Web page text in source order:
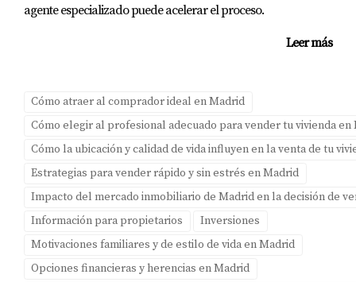
¿Qué pasa si mi inquilino tiene un contrato a
negociar una salida anticipada si ambos están de
acuerdo.
¿Cuánto tiempo lleva vender una vivienda
alquilada?
El tiempo puede variar según varios factores como la
demanda del mercado, el precio establecido y la
agente especializado puede acelerar el proceso.
Leer más
Cómo atraer al comprador ideal en Madrid
Cómo elegir al profesional adecuado para vender tu vivienda en
Cómo la ubicación y calidad de vida influyen en la venta de tu
Estrategias para vender rápido y sin estrés en Madrid
Impacto del mercado inmobiliario de Madrid en la decisión de
Información para propietarios
Inversiones
Motivaciones familiares y de estilo de vida en Madrid
Opciones financieras y herencias en Madrid